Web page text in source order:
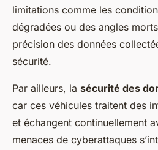
limitations comme les
dégradées ou des angles
précision des données
sécurité.
Par ailleurs, la sécurité des
car ces véhicules traitent des
et échangent continuellement
menaces de cyberattaques